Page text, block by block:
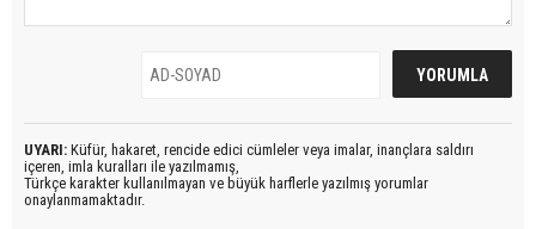
UYARI: Küfür, hakaret, rencide edici cümleler veya imalar, inançlara saldırı
içeren, imla kuralları ile yazılmamış,
Türkçe karakter kullanılmayan ve büyük harflerle yazılmış yorumlar
onaylanmamaktadır.